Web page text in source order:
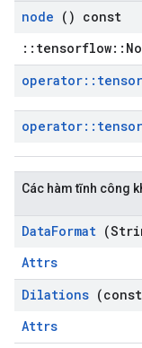
node () const
operator::
operator::
Các hàm tĩnh công
DataFormat
Attrs
Dilations
Attrs